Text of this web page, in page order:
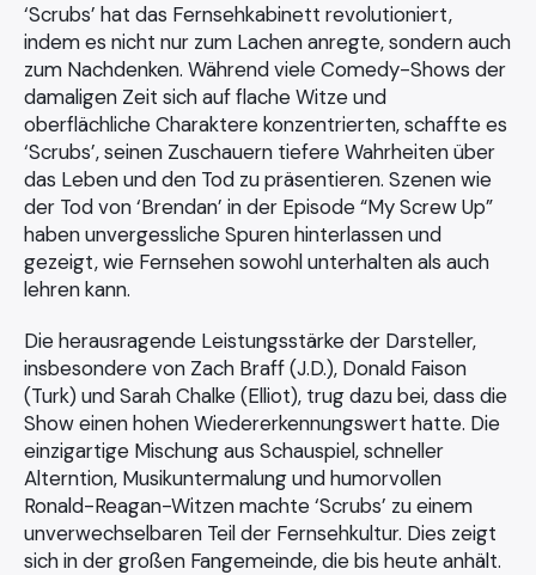
‘Scrubs’ hat das Fernsehkabinett revolutioniert,
indem es nicht nur zum Lachen anregte, sondern auch
zum Nachdenken. Während viele Comedy-Shows der
damaligen Zeit sich auf flache Witze und
oberflächliche Charaktere konzentrierten, schaffte es
‘Scrubs’, seinen Zuschauern tiefere Wahrheiten über
das Leben und den Tod zu präsentieren. Szenen wie
der Tod von ‘Brendan’ in der Episode “My Screw Up”
haben unvergessliche Spuren hinterlassen und
gezeigt, wie Fernsehen sowohl unterhalten als auch
lehren kann.
Die herausragende Leistungsstärke der Darsteller,
insbesondere von Zach Braff (J.D.), Donald Faison
(Turk) und Sarah Chalke (Elliot), trug dazu bei, dass die
Show einen hohen Wiedererkennungswert hatte. Die
einzigartige Mischung aus Schauspiel, schneller
Alterntion, Musikuntermalung und humorvollen
Ronald-Reagan-Witzen machte ‘Scrubs’ zu einem
unverwechselbaren Teil der Fernsehkultur. Dies zeigt
sich in der großen Fangemeinde, die bis heute anhält.